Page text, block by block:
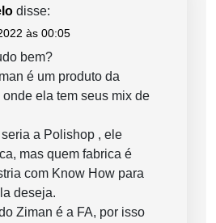
disse:
às 00:05
bem?
é um produto da
onde ela tem seus mix de
a Polishop , ele
mas quem fabrica é
com Know How para
deseja.
Ziman é a FA, por isso